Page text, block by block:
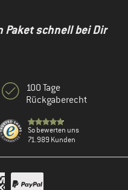
Paket schnell bei Dir
100 Tage
Rückgaberecht
So bewerten uns
71.989 Kunden